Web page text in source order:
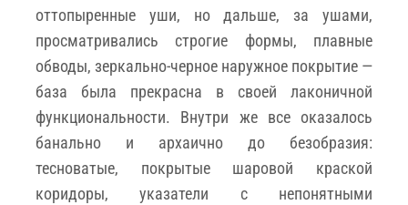
оттопыренные уши, но дальше, за ушами,
просматривались строгие формы, плавные
обводы, зеркально-черное наружное покрытие —
база была прекрасна в своей лаконичной
функциональности. Внутри же все оказалось
банально и архаично до безобразия:
тесноватые, покрытые шаровой краской
коридоры, указатели с непонятными